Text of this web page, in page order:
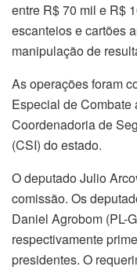
entre R$ 70 mil e R$
escanteios e cartões
manipulação de
As operações foram
Especial de Combate
Coordenadoria de
(CSI) do estado.
O deputado Julio
comissão. Os
Daniel Agrobom (PL-
respectivamente
presidentes. O